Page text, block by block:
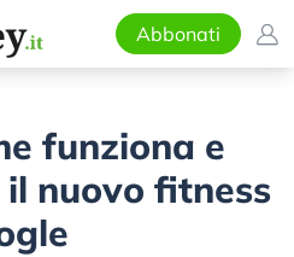
Abbonati
funziona e
nuovo fitness